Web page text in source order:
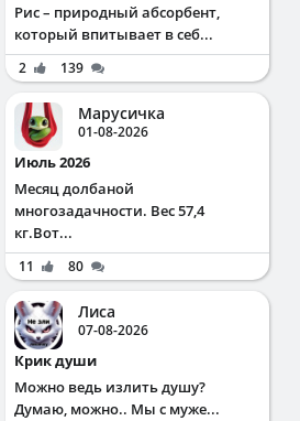
Рис – природный абсорбент,
который впитывает в себ...
2 139
Марусичка
01-08-2026
Июль 2026
Месяц долбаной
многозадачности. Вес 57,4
кг.Вот...
11 80
Лиса
07-08-2026
Крик души
Можно ведь излить душу?
Думаю, можно.. Мы с муже...